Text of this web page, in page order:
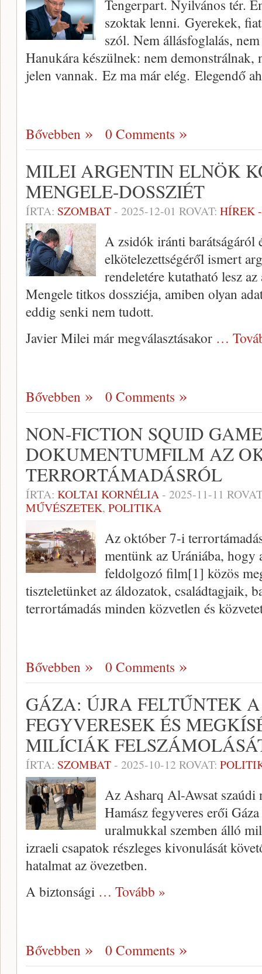
Tengerpart. Nyilvános tér.
szoktak lenni. Gyerekek,
szól. Nem állásfoglalás,
Hanukára készülnek: nem demonstrálnak,
jelen vannak. Ez ma már elég. Elegendő
Bővebben 0 Comments
MILEI ARGENTIN ELNÖK
MENGELE-DOSSZIÉT
ÍRTA: SZOMBAT- 2025-12-01 ROVAT: HÍREK
A zsidók iránti barátságáról
elkötelezettségéről ismert
rendeletére kutatható lesz
Mengele titkos dossziéja, amiben olyan
eddig senki nem tudott.
Javier Milei már megválasztásakor …
Bővebben 0 Comments
NON-FICTION SQUID
DOKUMENTUMFILM AZ
TERRORTÁMADÁSRÓL
ÍRTA: KOLTAI KORNÉLIA- 2025-11-11
MŰVÉSZETEK, POLITIKA
Az október 7-i
mentünk az Urániába, hogy
feldolgozó film[1] közös
tiszteletünket az áldozatok, családtagjaik,
terrortámadás minden közvetlen és
Bővebben 0 Comments
GÁZA: ÚJRA FELTŰNTEK
FEGYVERESEK ÉS
MILÍCIÁK
ÍRTA: SZOMBAT- 2025-10-12 ROVAT:
Az Asharq Al-Awsat szaúdi
Hamász fegyveres erői
uralmukkal szemben álló
izraeli csapatok részleges kivonulását
hatalmat az övezetben.
A biztonsági … Tovább »
Bővebben 0 Comments